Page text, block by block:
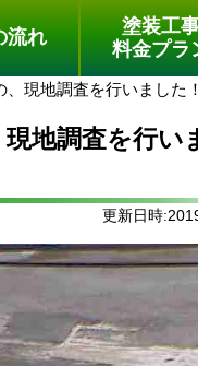
流れ
塗装工
料金プラ
現地調査を行いました！
地調査を行い
更新日時